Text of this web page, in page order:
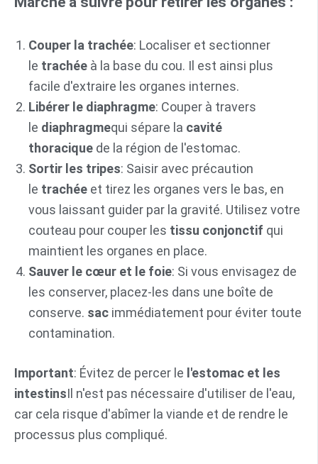
Couper la trachée: Localiser et sectionner
le trachée à la base du cou. Il est ainsi plus
facile d'extraire les organes internes.
Libérer le diaphragme: Couper à travers
le diaphragmequi sépare la cavité
thoracique de la région de l'estomac.
Sortir les tripes: Saisir avec précaution
le trachée et tirez les organes vers le bas, en
vous laissant guider par la gravité. Utilisez votre
couteau pour couper les tissu conjonctif qui
maintient les organes en place.
Sauver le cœur et le foie: Si vous envisagez de
les conserver, placez-les dans une boîte de
conserve. sac immédiatement pour éviter toute
contamination.
Important: Évitez de percer le l'estomac et les
intestinsIl n'est pas nécessaire d'utiliser de l'eau,
car cela risque d'abîmer la viande et de rendre le
processus plus compliqué.